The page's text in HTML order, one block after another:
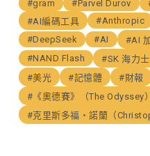
#gram #Parvel Durov
#AI編碼工具
#Anthropic
#DeepSeek
#AI #AI
#NAND Flash
#SK 海力士
#美光
#記憶體 #財報
#《奧德賽》（The Odyssey）
#克里斯多福・諾蘭（